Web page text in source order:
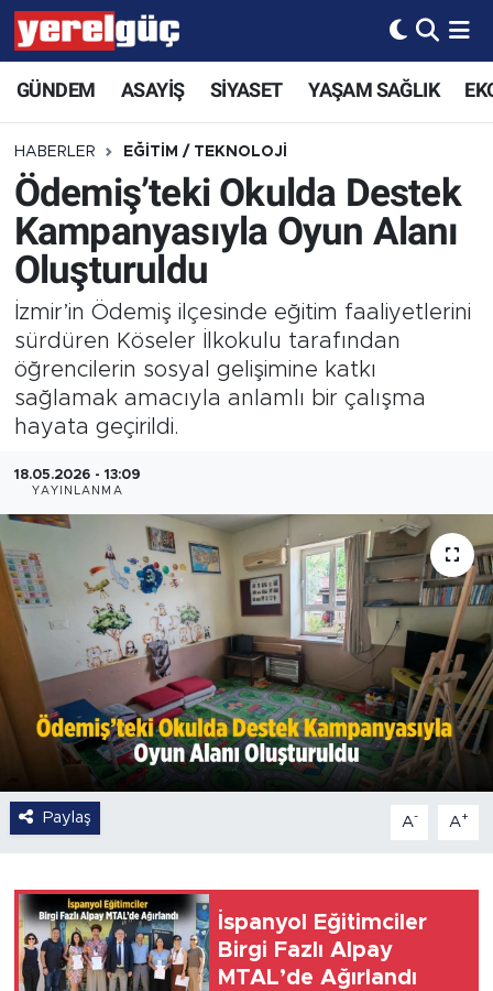
GÜNDEM ASAYİŞ SİYASET YAŞAM SAĞLIK
HABERLER EĞİTİM / TEKNOLOJİ
Ödemiş’teki Okulda Destek
Kampanyasıyla Oyun Alanı
Oluşturuldu
İzmir’in Ödemiş ilçesinde eğitim faaliyetlerini
sürdüren Köseler İlkokulu tarafından
öğrencilerin sosyal gelişimine katkı
sağlamak amacıyla anlamlı bir çalışma
hayata geçirildi.
18.05.2026 - 13:09
YAYINLANMA
Paylaş A- A+
İspanyol Eğitimciler
Birgi Fazlı Alpay
MTAL’de Ağırlandı